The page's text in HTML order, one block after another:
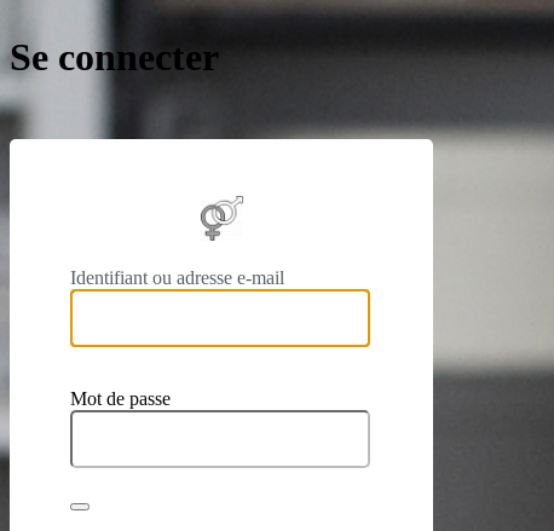
Se connecter
https://
Identifiant ou adresse e-mail
Mot de passe